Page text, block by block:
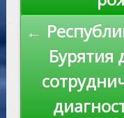
←
Бурятия